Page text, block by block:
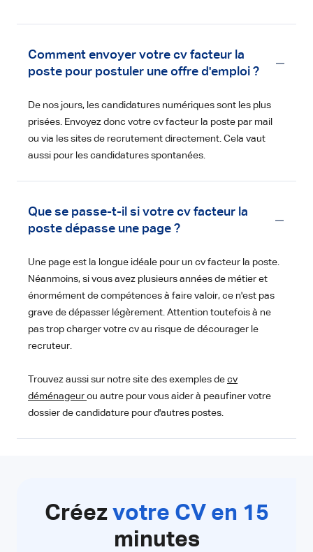
Comment envoyer votre cv facteur la
poste pour postuler une offre d'emploi ?
De nos jours, les candidatures numériques sont les plus
prisées. Envoyez donc votre cv facteur la poste par mail
ou via les sites de recrutement directement. Cela vaut
aussi pour les candidatures spontanées.
Que se passe-t-il si votre cv facteur la
poste dépasse une page ?
Une page est la longue idéale pour un cv facteur la poste.
Néanmoins, si vous avez plusieurs années de métier et
énormément de compétences à faire valoir, ce n'est pas
grave de dépasser légèrement. Attention toutefois à ne
pas trop charger votre cv au risque de décourager le
recruteur.
Trouvez aussi sur notre site des exemples de cv
déménageur ou autre pour vous aider à peaufiner votre
dossier de candidature pour d'autres postes.
Créez votre CV en 15
minutes